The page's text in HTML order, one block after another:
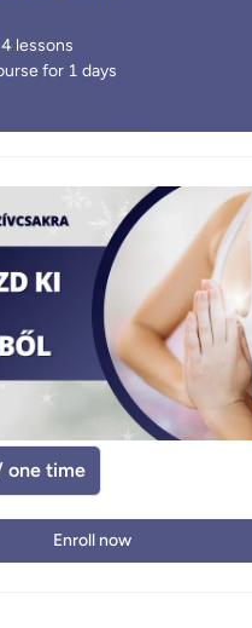
4 lessons
for 1 days
one time
Enroll now